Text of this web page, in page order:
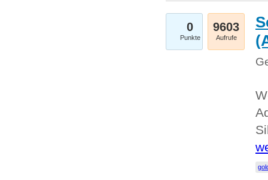
0
Punkte
9603
Aufrufe